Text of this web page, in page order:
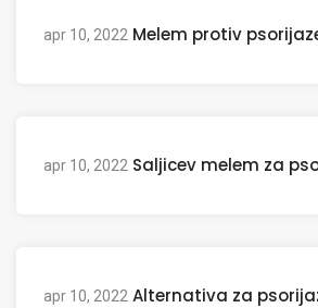
apr 10, 2022 Melem protiv
apr 10, 2022 Saljicev melem za
apr 10, 2022 Alternativa za